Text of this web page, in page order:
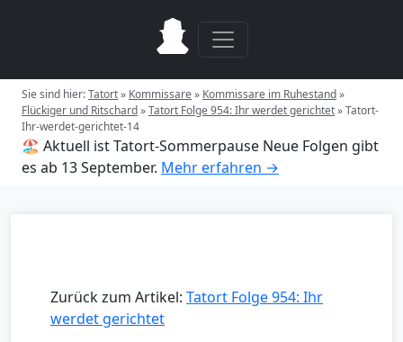
Sie sind hier:Tatort» Kommissare» Kommissare im Ruhestand»
Flückiger und Ritschard»Tatort Folge 954: Ihr werdet gerichtet»Tatort-
Ihr-werdet-gerichtet-14
🏖️ Aktuell ist Tatort-Sommerpause Neue Folgen gibt
es ab 13 September. Mehr erfahren →
Zurück zum Artikel: Tatort Folge 954: Ihr
werdet gerichtet